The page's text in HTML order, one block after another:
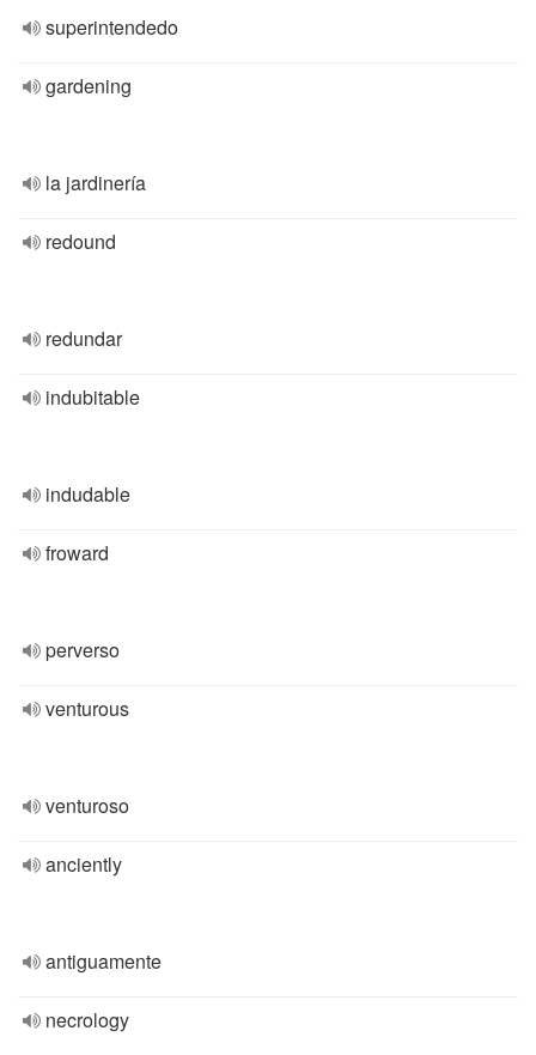
superintendedo
gardening
la jardinería
redound
redundar
indubitable
indudable
froward
perverso
venturous
venturoso
anciently
antiguamente
necrology